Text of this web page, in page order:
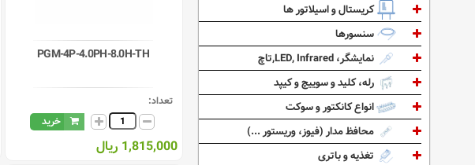
PGM-4P-4.0PH-8.0H-TH
تعداد:
خرید
1,815,000 ریال
کریستال و اسیلاتور ها
سنسورها
نمایشگر، LED, Infrared,تاچ
رله، کلید و سوییچ و کیپد
انواع کانکتور و سوکت
محافظ مدار (فیوز، وریستور ...)
تغذیه و باتری